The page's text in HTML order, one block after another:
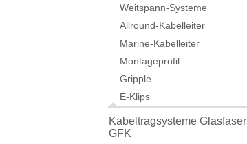
Weitspann-Systeme
Allround-Kabelleiter
Marine-Kabelleiter
Montageprofil
Gripple
E-Klips
Kabeltragsysteme Glasfaser
GFK